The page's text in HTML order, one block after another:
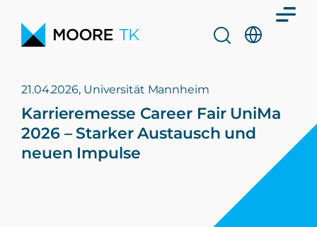
21.04.2026, Universität Mannheim
Karrieremesse Career Fair UniMa
2026 – Starker Austausch und
neuen Impulse